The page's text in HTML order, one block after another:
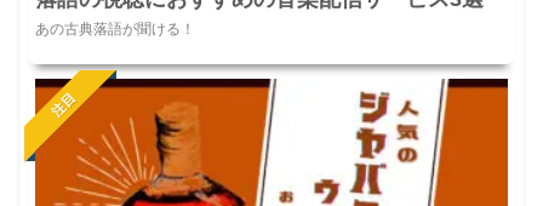
あの古典落語が聞ける！
注目